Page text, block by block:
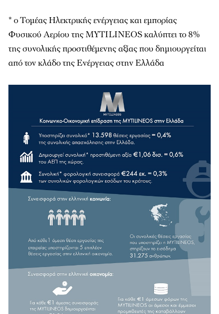
* ο Τομέας Ηλεκτρικής ενέργειας και εμπορίας
Φυσικού Αερίου της MYTILINEOS καλύπτει το 8%
της συνολικής προστιθέμενης αξίας που δημιουργείται
από τον κλάδο της Ενέργειας στην Ελλάδα